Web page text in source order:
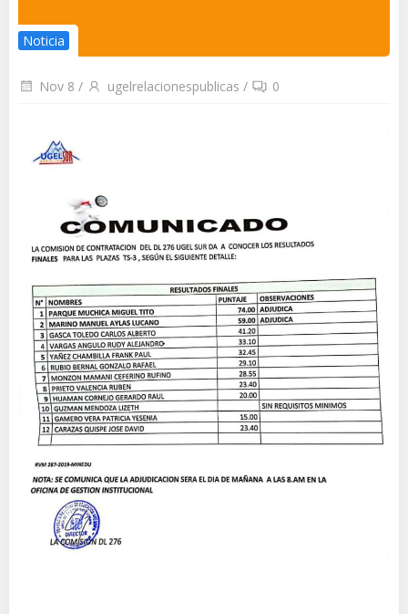
Noticia
Nov 8 / ugelrelacionespublicas / 0